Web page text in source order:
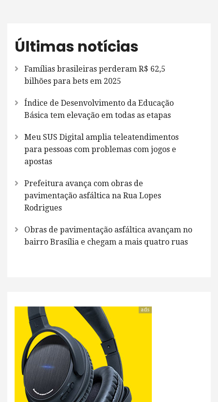
Últimas notícias
Famílias brasileiras perderam R$ 62,5
bilhões para bets em 2025
Índice de Desenvolvimento da Educação
Básica tem elevação em todas as etapas
Meu SUS Digital amplia teleatendimentos
para pessoas com problemas com jogos e
apostas
Prefeitura avança com obras de
pavimentação asfáltica na Rua Lopes
Rodrigues
Obras de pavimentação asfáltica avançam no
bairro Brasília e chegam a mais quatro ruas
ads